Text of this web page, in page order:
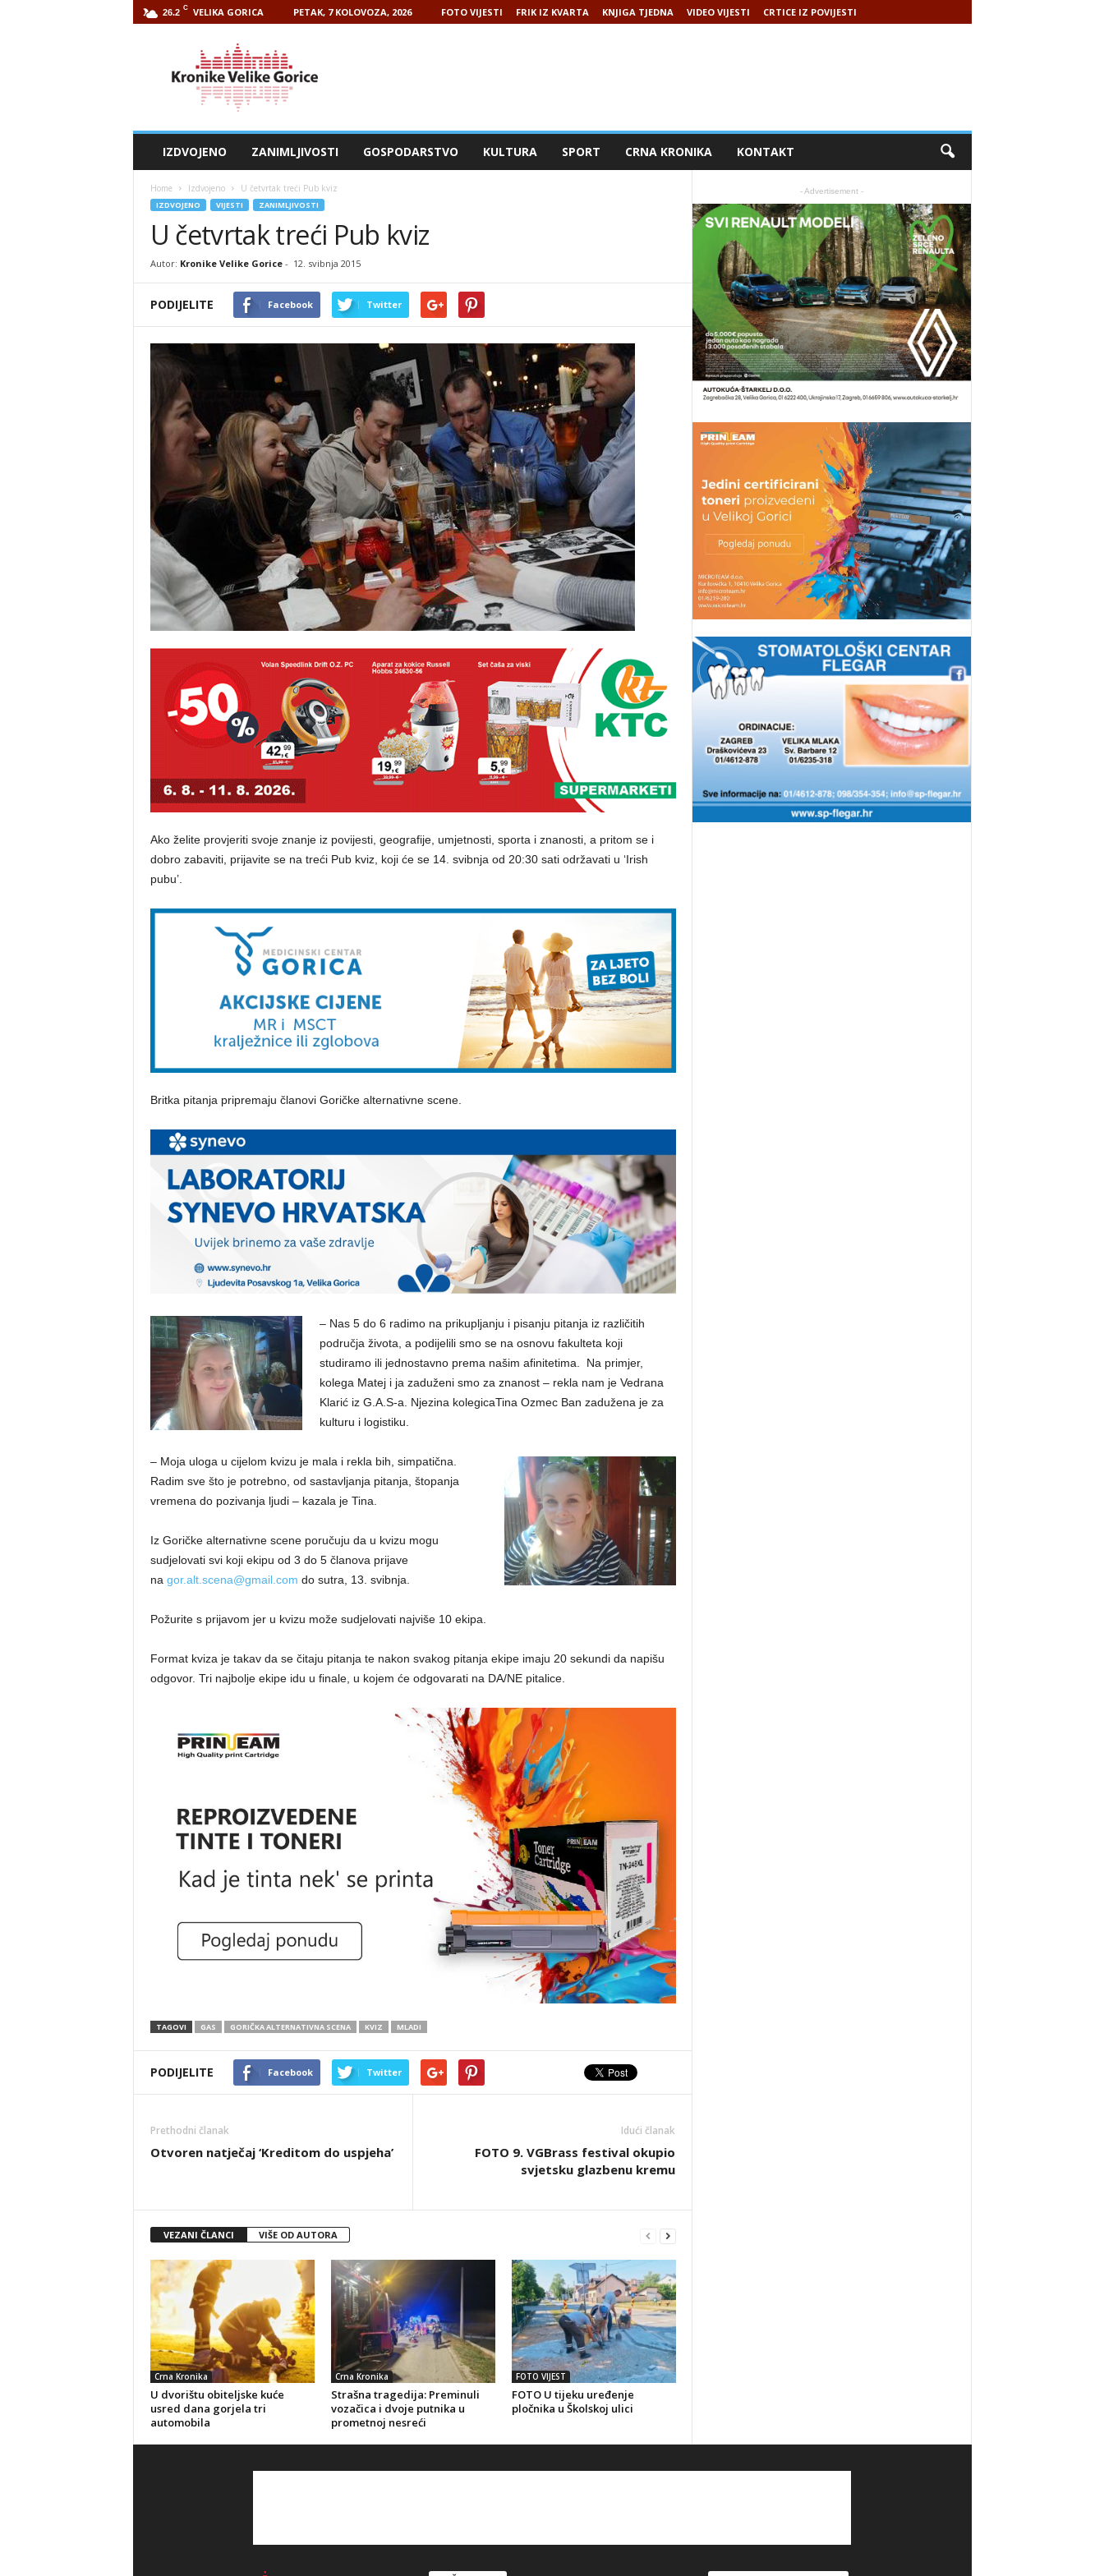
26.2 C VELIKA GORICA PETAK, 7 KOLOVOZA, 2026 FOTO VIJESTI FRIK IZ KVARTA KNJIGA TJEDNA VIDEO VIJESTI CRTICE IZ POVIJESTI
IZDVOJENO ZANIMLJIVOSTI GOSPODARSTVO KULTURA SPORT CRNA KRONIKA KONTAKT
Home Izdvojeno U četvrtak treći Pub kviz
IZDVOJENO VIJESTI ZANIMLJIVOSTI
U četvrtak treći Pub kviz
Autor: Kronike Velike Gorice- 12. svibnja 2015
PODIJELITE Facebook Twitter
Ako želite provjeriti svoje znanje iz povijesti, geografije, umjetnosti, sporta i znanosti, a pritom se i
dobro zabaviti, prijavite se na treći Pub kviz, koji će se 14. svibnja od 20:30 sati održavati u ‘Irish
pubu’.
Britka pitanja pripremaju članovi Goričke alternativne scene.
– Nas 5 do 6 radimo na prikupljanju i pisanju pitanja iz različitih
područja života, a podijelili smo se na osnovu fakulteta koji
studiramo ili jednostavno prema našim afinitetima. Na primjer,
kolega Matej i ja zaduženi smo za znanost – rekla nam je Vedrana
Klarić iz G.A.S-a. Njezina kolegicaTina Ozmec Ban zadužena je za
kulturu i logistiku.
– Moja uloga u cijelom kvizu je mala i rekla bih, simpatična.
Radim sve što je potrebno, od sastavljanja pitanja, štopanja
vremena do pozivanja ljudi – kazala je Tina.
Iz Goričke alternativne scene poručuju da u kvizu mogu
sudjelovati svi koji ekipu od 3 do 5 članova prijave
na gor.alt.scena@gmail.com do sutra, 13. svibnja.
Požurite s prijavom jer u kvizu može sudjelovati najviše 10 ekipa.
Format kviza je takav da se čitaju pitanja te nakon svakog pitanja ekipe imaju 20 sekundi da napišu
odgovor. Tri najbolje ekipe idu u finale, u kojem će odgovarati na DA/NE pitalice.
TAGOVI GAS GORIČKA ALTERNATIVNA SCENA KVIZ MLADI
PODIJELITE Facebook Twitter
Prethodni članak
Otvoren natječaj ‘Kreditom do uspjeha’
Idući članak
FOTO 9. VGBrass festival okupio
svjetsku glazbenu kremu
VEZANI ČLANCI VIŠE OD AUTORA
Crna Kronika
U dvorištu obiteljske kuće
usred dana gorjela tri
automobila
Crna Kronika
Strašna tragedija: Preminuli
vozačica i dvoje putnika u
prometnoj nesreći
FOTO VIJEST
FOTO U tijeku uređenje
pločnika u Školskoj ulici
- Advertisement -